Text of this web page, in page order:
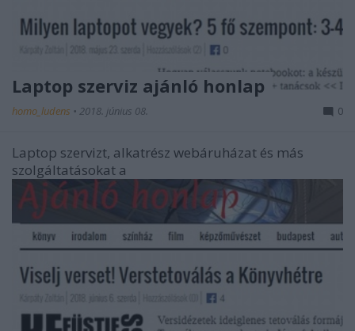
Laptop szerviz ajánló honlap
homo_ludens • 2018. június 08. 0
Laptop szervizt, alkatrész webáruházat és más
szolgáltatásokat a